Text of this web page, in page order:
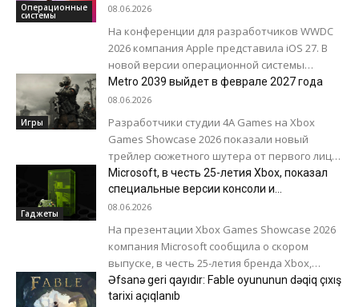
разработанных...
Операционные
системы
08.06.2026
На конференции для разработчиков WWDC
2026 компания Apple представила iOS 27. В
новой версии операционной системы
компания сделала упор преимущественно
на оптимизации производительности,
развитии...
Игры
Metro 2039 выйдет в феврале 2027 года
08.06.2026
Разработчики студии 4A Games на Xbox
Games Showcase 2026 показали новый
трейлер сюжетного шутера от первого лица
Metro 2039 и объявили окно релиза -...
Гаджеты
Microsoft, в честь 25-летия Xbox, показал
специальные версии консоли и
контроллера
08.06.2026
На презентации Xbox Games Showcase 2026
компания Microsoft сообщила о скором
выпуске, в честь 25-летия бренда Xbox,
специальных версий консоли и контроллера.
Дизайн игровой...
Əfsanə geri qayıdır: Fable oyununun dəqiq çıxış
tarixi açıqlanıb